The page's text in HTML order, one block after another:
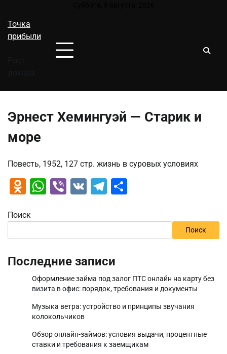
содержимому
Точка
прибыли
Эрнест Хемингуэй — Старик и
море
Повесть, 1952, 127 стр. жизнь в суровых условиях
Odnoklassniki
WhatsApp
Viber
VK Telegram
Поиск
Поиск
Последние записи
Оформление займа под залог ПТС онлайн на карту без
визита в офис: порядок, требования и документы
Музыка ветра: устройство и принципы звучания
колокольчиков
Обзор онлайн-займов: условия выдачи, процентные
ставки и требования к заемщикам